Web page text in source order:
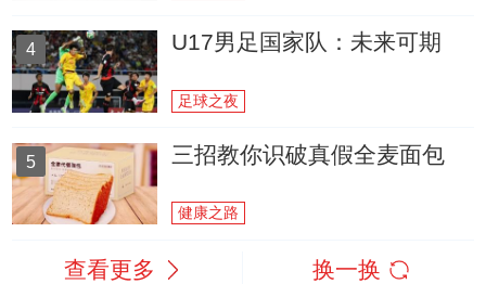
4 U17男足国家队：未来可期
足球之夜
5 三招教你识破真假全麦面包
健康之路
查看更多 换一换